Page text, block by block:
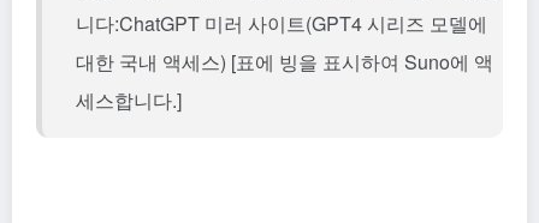
니다:ChatGPT 미러 사이트(GPT4 시리즈 모델에
대한 국내 액세스) [표에 빙을 표시하여 Suno에 액
세스합니다.]